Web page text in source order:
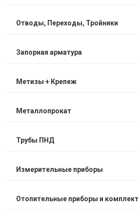
Отводы, Переходы, Тройники
Запорная арматура
Метизы + Крепеж
Металлопрокат
Трубы ПНД
Измерительные приборы
Отопительные приборы и комплект